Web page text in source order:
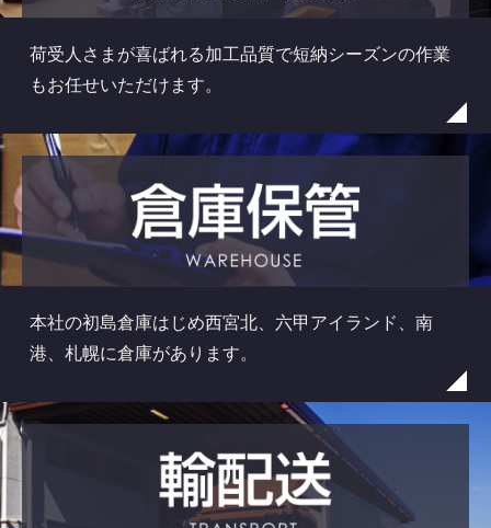
荷受人さまが喜ばれる加工品質で短納シーズンの作業
もお任せいただけます。
本社の初島倉庫はじめ西宮北、六甲アイランド、南
港、札幌に倉庫があります。